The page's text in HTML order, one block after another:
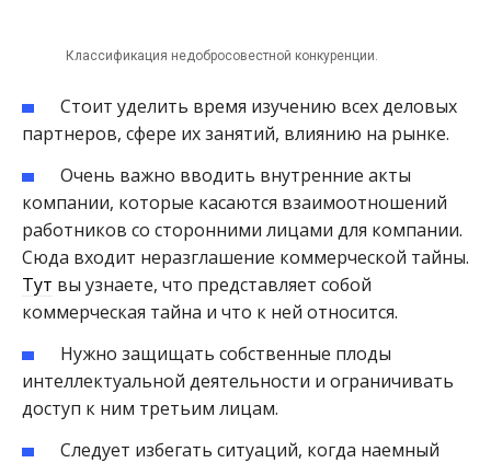
Классификация недобросовестной конкуренции.
Стоит уделить время изучению всех деловых
партнеров, сфере их занятий, влиянию на рынке.
Очень важно вводить внутренние акты
компании, которые касаются взаимоотношений
работников со сторонними лицами для компании.
Сюда входит неразглашение коммерческой тайны.
Тут вы узнаете, что представляет собой
коммерческая тайна и что к ней относится.
Нужно защищать собственные плоды
интеллектуальной деятельности и ограничивать
доступ к ним третьим лицам.
Следует избегать ситуаций, когда наемный